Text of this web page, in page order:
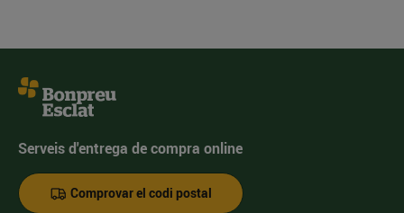
Serveis d'entrega de compra online
Comprovar el codi postal